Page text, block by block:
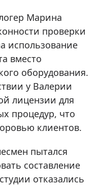
Марина
проверки
использование
вместо
оборудования.
у Валерии
лицензии для
процедур, что
клиентов.
пытался
составление
отказались